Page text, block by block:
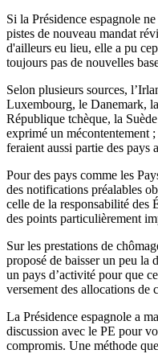
Si la Présidence espagnole
pistes de nouveau mandat
d'ailleurs eu lieu, elle a pu
toujours pas de nouvelles
Selon plusieurs sources,
Luxembourg, le Danemark,
République tchèque, la
exprimé un mécontentement
feraient aussi partie des pays
Pour des pays comme les
des notifications préalables
celle de la responsabilité des
des points particulièrement
Sur les prestations de
proposé de baisser un peu la
un pays d’activité pour que
versement des allocations de
La Présidence espagnole a
discussion avec le PE pour
compromis. Une méthode